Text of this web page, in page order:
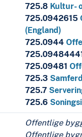
725.8 Kultur-
725.0942615
(England)
725.0944
725.09481
725.3
725.7
725.6
Offentlige
Offentlige